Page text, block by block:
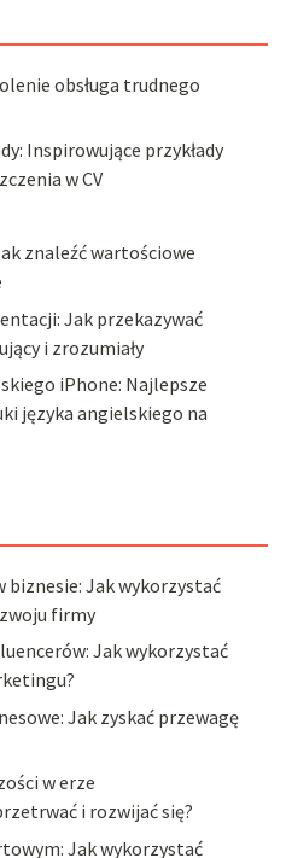
obsługa trudnego
Inspirowujące przykłady
w CV
znaleźć wartościowe
Jak przekazywać
i zrozumiały
iPhone: Najlepsze
języka angielskiego na
biznesie: Jak wykorzystać
firmy
Jak wykorzystać
Jak zyskać przewagę
w erze
i rozwijać się?
Jak wykorzystać